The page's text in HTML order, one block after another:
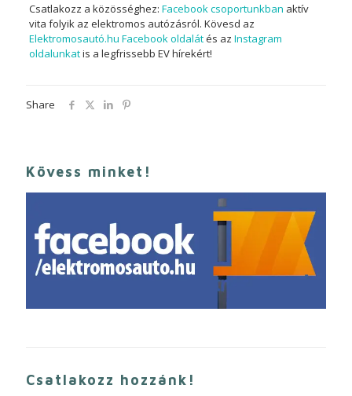
Csatlakozz a közösséghez: Facebook csoportunkban aktív
vita folyik az elektromos autózásról. Kövesd az
Elektromosautó.hu Facebook oldalátés az Instagram
oldalunkatis a legfrissebb EV hírekért!
Share
Kövess minket!
Csatlakozz hozzánk!